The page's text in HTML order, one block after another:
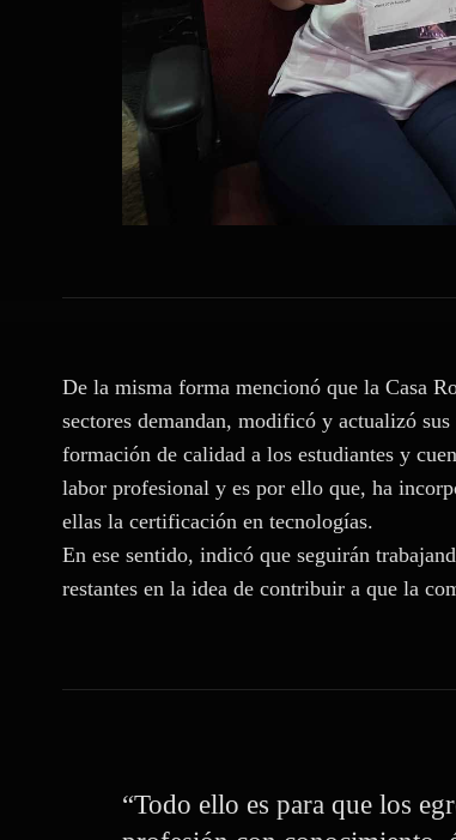
De la misma forma mencionó que la Casa
sectores demandan, modificó y actualizó
formación de calidad a los estudiantes y
labor profesional y es por ello que, ha
ellas la certificación en tecnologías.
En ese sentido, indicó que seguirán
restantes en la idea de contribuir a que la
“Todo ello es para que los